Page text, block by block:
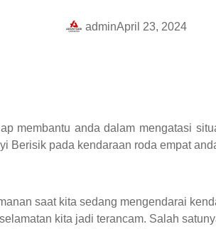
adminApril 23, 2024
membantu anda dalam mengatasi
Berisik pada kendaraan roda empat
saat kita sedang mengendarai
kita jadi terancam. Salah